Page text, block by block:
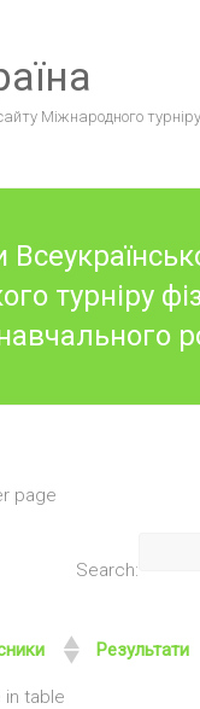
Міжнародного турніру
турніру
page
Search:
Результати
in table